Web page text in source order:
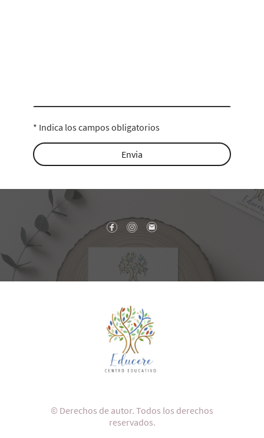
* Indica los campos obligatorios
Envia
© Derechos de autor. Todos los derechos
reservados.